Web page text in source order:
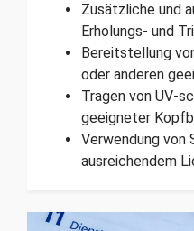
Zusätzliche und
Erholungs- und
Bereitstellung
oder anderen
Tragen von UV-
geeigneter
Verwendung
ausreichendem